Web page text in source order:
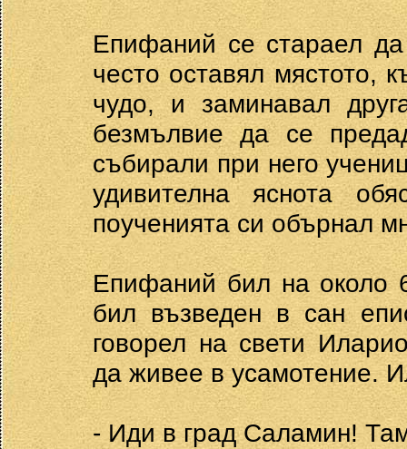
Епифаний се стараел да
често оставял мястото,
чудо, и заминавал
безмълвие да се
събирали при него
удивителна яснота
поученията си обърнал
Епифаний бил на около
бил възведен в сан
говорел на свети
да живее в усамотение.
- Иди в град Саламин!